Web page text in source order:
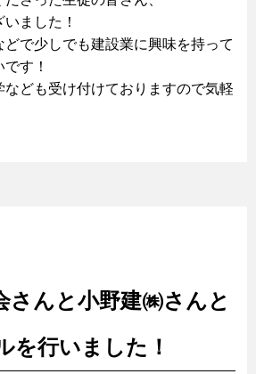
ました！
どで少しでも建設業に興味を持って
す！
ども受け付けておりますので気軽
さんと小野建㈱さんと
を行いました！